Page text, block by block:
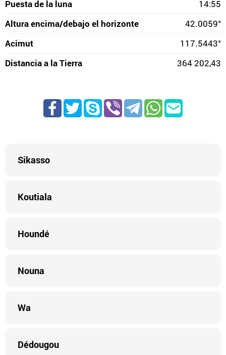
Puesta de la luna
14:55
Altura encima/debajo el horizonte
42.0059°
Acimut
117.5443°
Distancia a la Tierra
364 202,43
Sikasso
Koutiala
Houndé
Nouna
Wa
Dédougou